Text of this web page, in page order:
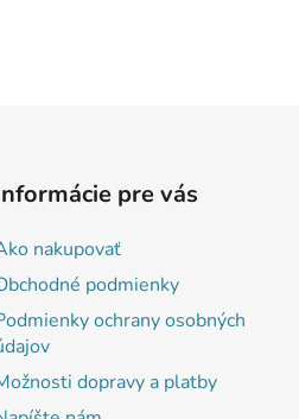
pre vás
nakupovať
podmienky
ochrany osobných
dopravy a platby